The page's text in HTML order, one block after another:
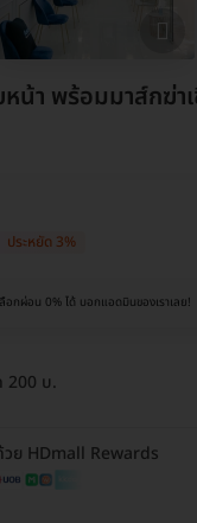
น้า พร้อมมาส์กฆ่า
ประหยัด 3%
กผ่อน 0% ได้ บอกแอดมินของเราเลย!
200 บ.
ย HDmall Rewards